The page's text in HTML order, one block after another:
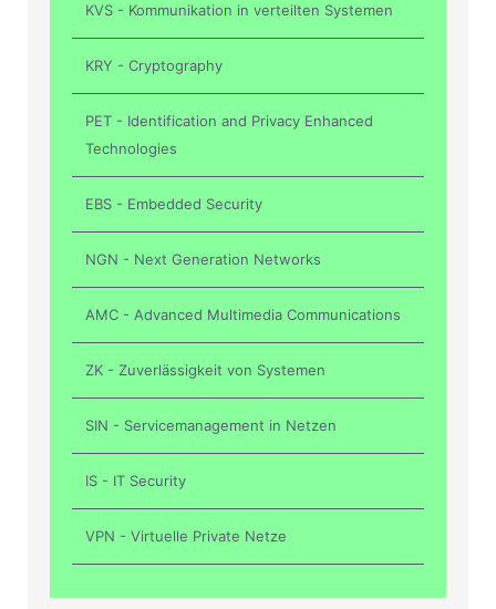
KVS - Kommunikation in verteilten Systemen
KRY - Cryptography
PET - Identification and Privacy Enhanced
Technologies
EBS - Embedded Security
NGN - Next Generation Networks
AMC - Advanced Multimedia Communications
ZK - Zuverlässigkeit von Systemen
SIN - Servicemanagement in Netzen
IS - IT Security
VPN - Virtuelle Private Netze